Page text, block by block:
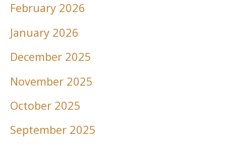
February 2026
January 2026
December 2025
November 2025
October 2025
September 2025